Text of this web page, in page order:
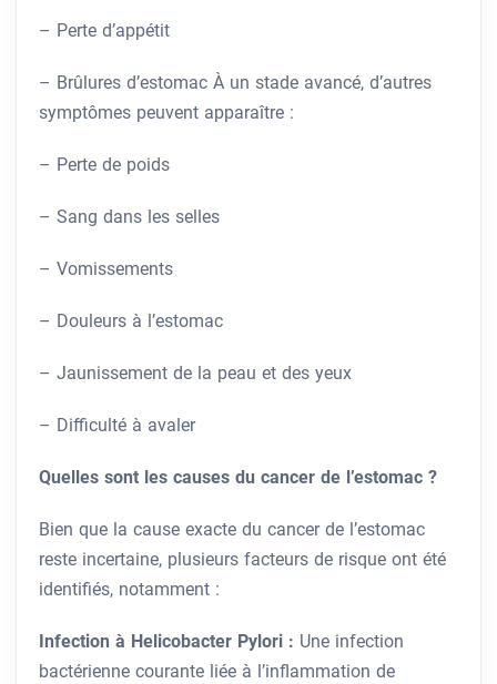
– Perte d’appétit
– Brûlures d’estomac À un stade avancé, d’autres
symptômes peuvent apparaître :
– Perte de poids
– Sang dans les selles
– Vomissements
– Douleurs à l’estomac
– Jaunissement de la peau et des yeux
– Difficulté à avaler
Quelles sont les causes du cancer de l’estomac ?
Bien que la cause exacte du cancer de l’estomac
reste incertaine, plusieurs facteurs de risque ont été
identifiés, notamment :
Infection à Helicobacter Pylori : Une infection
bactérienne courante liée à l’inflammation de